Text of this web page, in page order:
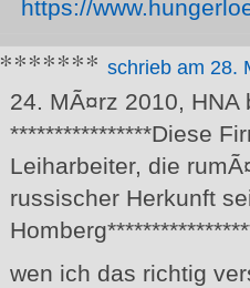
https://
******* schrieb am 28.
24. MÃ¤rz 2010, HNA
****************Diese
Leiharbeiter, die
russischer Herkunft
wen ich das richtig